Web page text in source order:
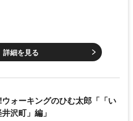
詳細を見る
ォーキングのひむ太郎「「い
沢町」編」